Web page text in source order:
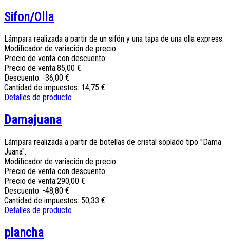
Sifon/Olla
Lámpara realizada a partir de un sifón y una tapa de una olla express.
Modificador de variación de precio:
Precio de venta con descuento:
Precio de venta:85,00 €
Descuento: -36,00 €
Cantidad de impuestos: 14,75 €
Detalles de producto
Damajuana
Lámpara realizada a partir de botellas de cristal soplado tipo "Dama
Juana".
Modificador de variación de precio:
Precio de venta con descuento:
Precio de venta:290,00 €
Descuento: -48,80 €
Cantidad de impuestos: 50,33 €
Detalles de producto
plancha